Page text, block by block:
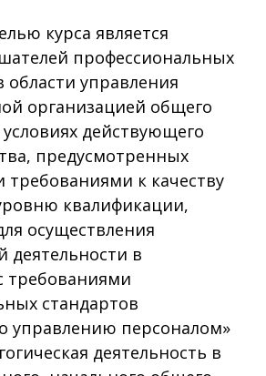
курса является
профессиональных
управления
организацией общего
действующего
предусмотренных
к качеству
квалификации,
осуществления
деятельности в
требованиями
стандартов
управлению персоналом»
деятельность в